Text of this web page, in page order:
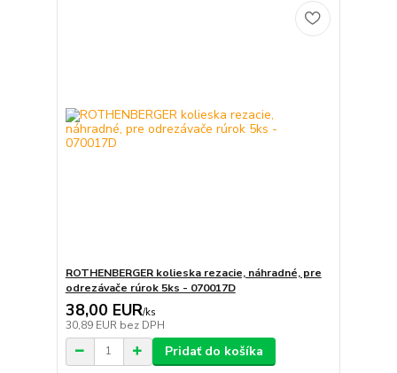
ROTHENBERGER kolieska rezacie, náhradné, pre
odrezávače rúrok 5ks - 070017D
38,00 EUR/ks
30,89 EUR bez DPH
Pridať do košíka